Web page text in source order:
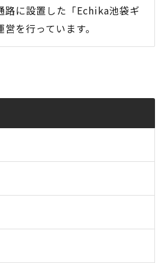
路に設置した「Echika池袋ギ
を行っています。